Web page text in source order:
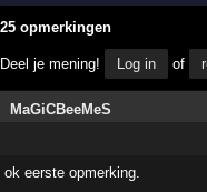
25 opmerkingen
Deel je mening! Log in of
MaGiCBeeMeS
ok eerste opmerking.